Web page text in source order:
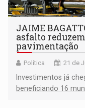
JAIME
asfalto
pavimentação
Política 21 de
Investimentos já
beneficiando 16